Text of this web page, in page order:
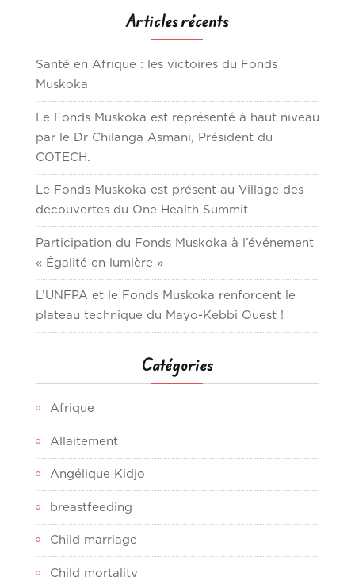
Articles récents
Santé en Afrique : les victoires du Fonds
Muskoka
Le Fonds Muskoka est représenté à haut niveau
par le Dr Chilanga Asmani, Président du
COTECH.
Le Fonds Muskoka est présent au Village des
découvertes du One Health Summit
Participation du Fonds Muskoka à l’événement
« Égalité en lumière »
L’UNFPA et le Fonds Muskoka renforcent le
plateau technique du Mayo-Kebbi Ouest !
Catégories
Afrique
Allaitement
Angélique Kidjo
breastfeeding
Child marriage
Child mortality